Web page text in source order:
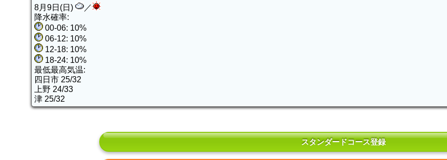
8月9日(日)
／
降水確率:
00-06: 10%
06-12: 10%
12-18: 10%
18-24: 10%
最低最高気温:
四日市 25/32
上野 24/33
津 25/32
スタンダードコース登録